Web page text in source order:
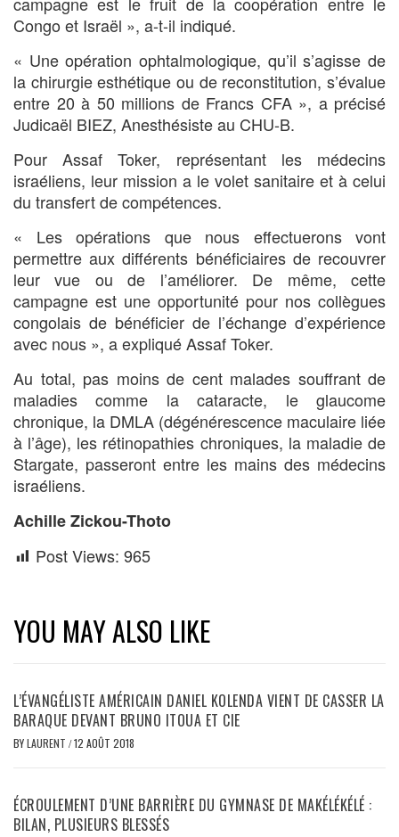
Congo et Israël », a-t-il indiqué.
« Une opération ophtalmologique, qu’il s’agisse de
la chirurgie esthétique ou de reconstitution, s’évalue
entre 20 à 50 millions de Francs CFA », a précisé
Judicaël BIEZ, Anesthésiste au CHU-B.
Pour Assaf Toker, représentant les médecins
israéliens, leur mission a le volet sanitaire et à celui
du transfert de compétences.
« Les opérations que nous effectuerons vont
permettre aux différents bénéficiaires de recouvrer
leur vue ou de l’améliorer. De même, cette
campagne est une opportunité pour nos collègues
congolais de bénéficier de l’échange d’expérience
avec nous », a expliqué Assaf Toker.
Au total, pas moins de cent malades souffrant de
maladies comme la cataracte, le glaucome
chronique, la DMLA (dégénérescence maculaire liée
à l’âge), les rétinopathies chroniques, la maladie de
Stargate, passeront entre les mains des médecins
israéliens.
Achille Zickou-Thoto
Post Views: 965
YOU MAY ALSO LIKE
L’ÉVANGÉLISTE AMÉRICAIN DANIEL KOLENDA VIENT DE CASSER LA
BARAQUE DEVANT BRUNO ITOUA ET CIE
BYLAURENT /12 AOÛT 2018
ÉCROULEMENT D’UNE BARRIÈRE DU GYMNASE DE MAKÉLÉKÉLÉ :
BILAN, PLUSIEURS BLESSÉS